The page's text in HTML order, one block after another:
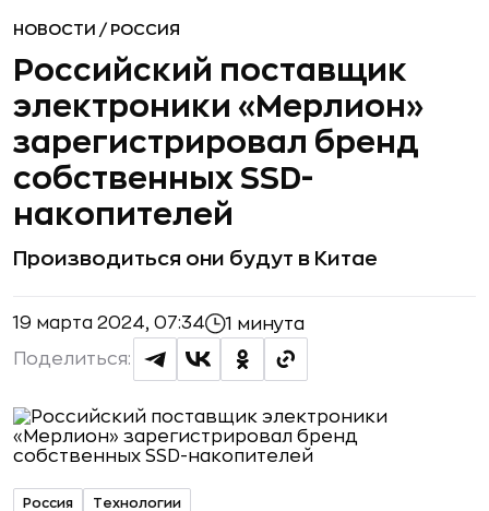
НОВОСТИ / РОССИЯ
Российский поставщик
электроники «Мерлион»
зарегистрировал бренд
собственных SSD-
накопителей
Производиться они будут в Китае
19 марта 2024, 07:34 1 минута
Поделиться:
Россия Технологии